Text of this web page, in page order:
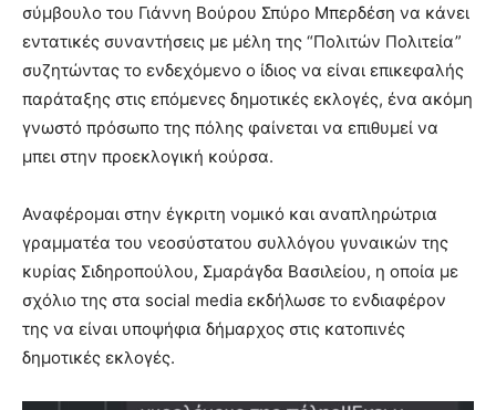
σύμβουλο του Γιάννη Βούρου Σπύρο Μπερδέση να κάνει
εντατικές συναντήσεις με μέλη της “Πολιτών Πολιτεία”
συζητώντας το ενδεχόμενο ο ίδιος να είναι επικεφαλής
παράταξης στις επόμενες δημοτικές εκλογές, ένα ακόμη
γνωστό πρόσωπο της πόλης φαίνεται να επιθυμεί να
μπει στην προεκλογική κούρσα.
Αναφέρομαι στην έγκριτη νομικό και αναπληρώτρια
γραμματέα του νεοσύστατου συλλόγου γυναικών της
κυρίας Σιδηροπούλου, Σμαράγδα Βασιλείου, η οποία με
σχόλιο της στα social media εκδήλωσε το ενδιαφέρον
της να είναι υποψήφια δήμαρχος στις κατοπινές
δημοτικές εκλογές.